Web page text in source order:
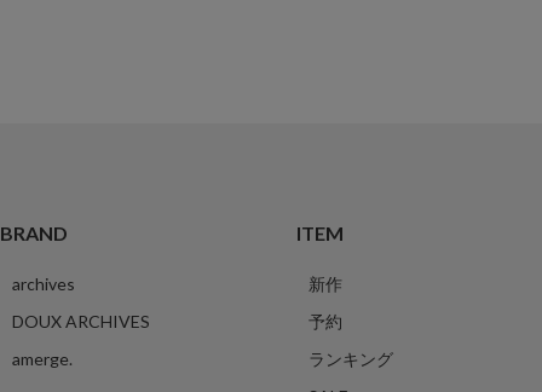
BRAND
archives
DOUX ARCHIVES
amerge.
ITEM
新作
予約
ランキング